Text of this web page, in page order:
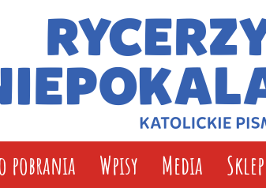
pobrania Wpisy Media Sklep